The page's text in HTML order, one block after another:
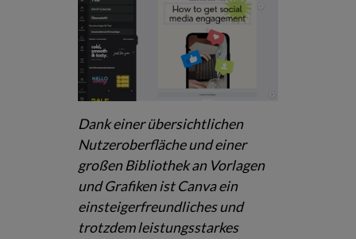
Dank einer übersichtlichen
Nutzeroberfläche und einer
großen Bibliothek an Vorlagen
und Grafiken ist Canva ein
einsteigerfreundliches und
trotzdem leistungsstarkes